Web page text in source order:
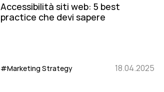
Accessibilità siti web: 5 best
practice che devi sapere
#Marketing Strategy 18.04.2025